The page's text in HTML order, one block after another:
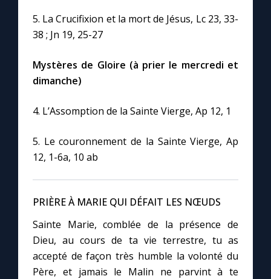
5. La Crucifixion et la mort de Jésus, Lc 23, 33-
38 ; Jn 19, 25-27
Mystères de Gloire (à prier le mercredi et
dimanche)
4. L’Assomption de la Sainte Vierge, Ap 12, 1
5. Le couronnement de la Sainte Vierge, Ap
12, 1-6a, 10 ab
PRIÈRE À MARIE QUI DÉFAIT LES NŒUDS
Sainte Marie, comblée de la présence de
Dieu, au cours de ta vie terrestre, tu as
accepté de façon très humble la volonté du
Père, et jamais le Malin ne parvint à te